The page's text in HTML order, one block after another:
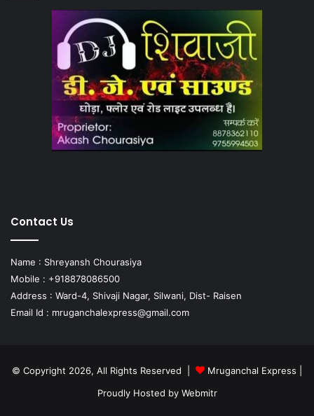
Contact Us
Name : Shreyansh Chourasiya
Mobile : +918878086500
Address : Ward-4, Shivaji Nagar, Silwani, Dist- Raisen
Email Id : mruganchalexpress@gmail.com
© Copyright 2026, All Rights Reserved | Mruganchal Express
Proudly Hosted by Webmitr